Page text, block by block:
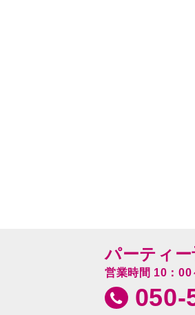
パーティ
営業時間 10：
050-